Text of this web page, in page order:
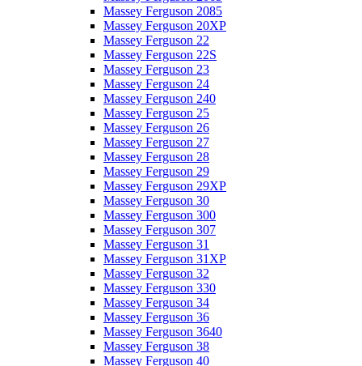
Massey Ferguson 2085
Massey Ferguson 20XP
Massey Ferguson 22
Massey Ferguson 22S
Massey Ferguson 23
Massey Ferguson 24
Massey Ferguson 240
Massey Ferguson 25
Massey Ferguson 26
Massey Ferguson 27
Massey Ferguson 28
Massey Ferguson 29
Massey Ferguson 29XP
Massey Ferguson 30
Massey Ferguson 300
Massey Ferguson 307
Massey Ferguson 31
Massey Ferguson 31XP
Massey Ferguson 32
Massey Ferguson 330
Massey Ferguson 34
Massey Ferguson 36
Massey Ferguson 3640
Massey Ferguson 38
Massey Ferguson 40